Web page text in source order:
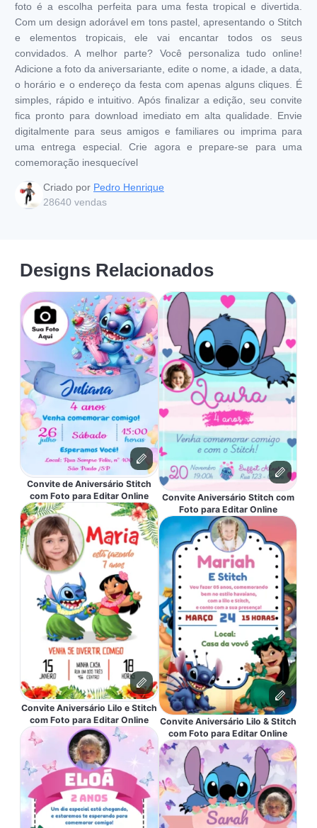
foto é a escolha perfeita para uma festa tropical e divertida.
Com um design adorável em tons pastel, apresentando o Stitch
e elementos tropicais, ele vai encantar todos os seus
convidados. A melhor parte? Você personaliza tudo online!
Adicione a foto da aniversariante, edite o nome, a idade, a data,
o horário e o endereço da festa com apenas alguns cliques. É
simples, rápido e intuitivo. Após finalizar a edição, seu convite
fica pronto para download imediato em alta qualidade. Envie
digitalmente para seus amigos e familiares ou imprima para
uma entrega especial. Crie agora e prepare-se para uma
comemoração inesquecível
Criado por Pedro Henrique
28640 vendas
Designs Relacionados
Convite de Aniversário Stitch
com Foto para Editar Online
Convite Aniversário Lilo e Stitch
com Foto para Editar Online
Convite Aniversário Stitch com
Foto para Editar Online
Convite Aniversário Lilo & Stitch
com Foto para Editar Online